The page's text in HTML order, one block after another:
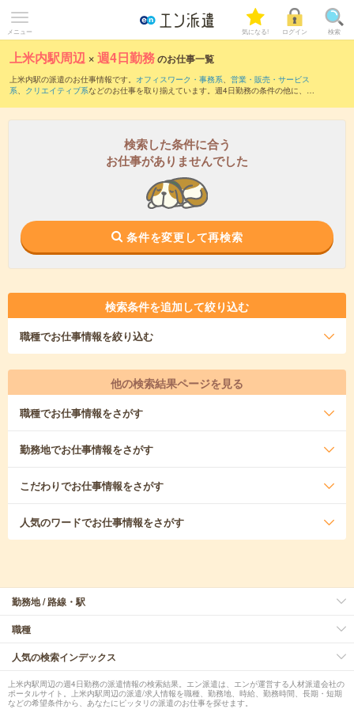
メニュー 気になる! ログイン 検索
上米内駅周辺 ×週4日勤務のお仕事一覧
上米内駅の派遣のお仕事情報です。 オフィスワーク・事務系、 営業・販売・サービス
系、 クリエイティブ系などのお仕事を取り揃えています。週4日勤務の条件の他に、 交
検索した条件に合う
お仕事がありませんでした
条件を変更して再検索
検索条件を追加して絞り込む
職種でお仕事情報を絞り込む
他の検索結果ページを見る
職種でお仕事情報をさがす
勤務地でお仕事情報をさがす
こだわりでお仕事情報をさがす
人気のワードでお仕事情報をさがす
勤務地 / 路線・駅
職種
人気の検索インデックス
上米内駅周辺の週4日勤務の派遣情報の検索結果。エン派遣は、エンが運営する人材派遣会社の
ポータルサイト。上米内駅周辺の派遣/求人情報を職種、勤務地、時給、勤務時間、長期・短期
などの希望条件から、あなたにピッタリの派遣のお仕事を探せます。